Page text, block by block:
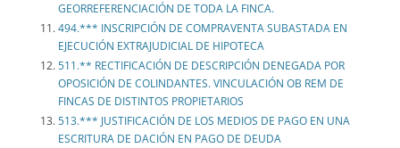
GEORREFERENCIACIÓN DE TODA LA FINCA.
494.*** INSCRIPCIÓN DE COMPRAVENTA SUBASTADA EN
EJECUCIÓN EXTRAJUDICIAL DE HIPOTECA
511.** RECTIFICACIÓN DE DESCRIPCIÓN DENEGADA POR
OPOSICIÓN DE COLINDANTES. VINCULACIÓN OB REM DE
FINCAS DE DISTINTOS PROPIETARIOS
513.*** JUSTIFICACIÓN DE LOS MEDIOS DE PAGO EN UNA
ESCRITURA DE DACIÓN EN PAGO DE DEUDA